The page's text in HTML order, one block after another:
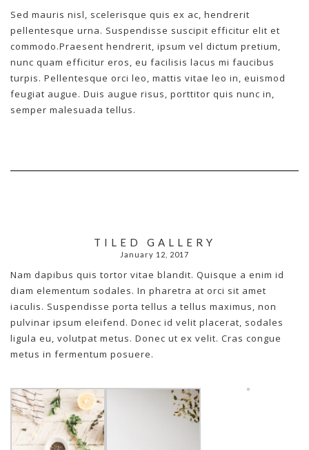
Sed mauris nisl, scelerisque quis ex ac, hendrerit
pellentesque urna. Suspendisse suscipit efficitur elit et
commodo.Praesent hendrerit, ipsum vel dictum pretium,
nunc quam efficitur eros, eu facilisis lacus mi faucibus
turpis. Pellentesque orci leo, mattis vitae leo in, euismod
feugiat augue. Duis augue risus, porttitor quis nunc in,
semper malesuada tellus.
TILED GALLERY
January 12, 2017
Nam dapibus quis tortor vitae blandit. Quisque a enim id
diam elementum sodales. In pharetra at orci sit amet
iaculis. Suspendisse porta tellus a tellus maximus, non
pulvinar ipsum eleifend. Donec id velit placerat, sodales
ligula eu, volutpat metus. Donec ut ex velit. Cras congue
metus in fermentum posuere.